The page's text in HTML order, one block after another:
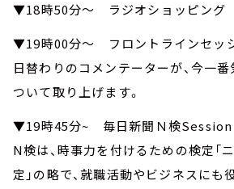
▼18時50分～ ラジオショッピング
▼19時00分～ フロントラインセッ
日替わりのコメンテーターが、今一
ついて取り上げます。
▼19時45分~ 毎日新聞Ｎ検Session
N検は、時事力を付けるための検定「
定」の略で、就職活動やビジネスにも